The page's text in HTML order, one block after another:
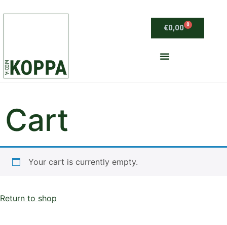
€0,00 0
Cart
Your cart is currently empty.
Return to shop